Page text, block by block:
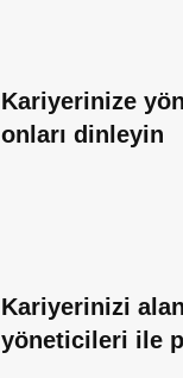
Kariyerinize
onları dinleyin
Kariyerinizi
yöneticileri ile